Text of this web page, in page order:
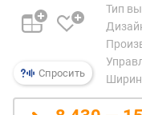
п
р
з
Спросить
Тип